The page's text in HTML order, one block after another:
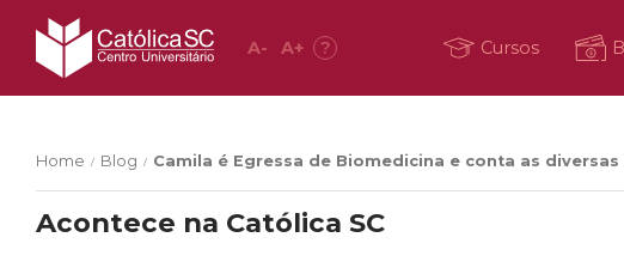
A- A+ ? Cursos
Home / Blog / Camila é Egressa de Biomedicina e conta as
Acontece na Católica SC